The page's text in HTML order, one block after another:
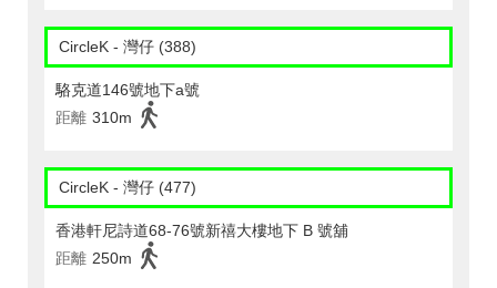
CircleK - 灣仔 (388)
駱克道146號地下a號
距離 310m
CircleK - 灣仔 (477)
香港軒尼詩道68-76號新禧大樓地下 B 號舖
距離 250m